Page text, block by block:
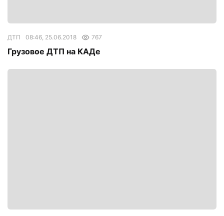
ДТП 08:46, 25.06.2018 767
Грузовое ДТП на КАДе